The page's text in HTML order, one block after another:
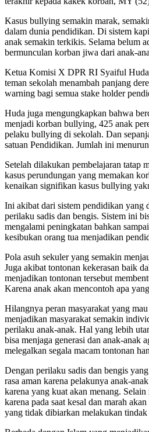
Kasus bullying semakin marak,
dalam dunia pendidikan. Di sistem
anak semakin terkikis. Selama belum
bermunculan korban jiwa dari anak-
Ketua Komisi X DPR RI Syaiful Huda
teman sekolah menambah panjang
warning bagi semua stake holder
Huda juga mengungkapkan bahwa
menjadi korban bullying, 425 anak
pelaku bullying di sekolah. Dan
satuan Pendidikan. Jumlah ini
Setelah dilakukan pembelajaran tatap
kasus perundungan yang memakan
kenaikan signifikan kasus bullying
Ini akibat dari sistem pendidikan yang
perilaku sadis dan bengis. Sistem ini
mengalami peningkatan bahkan
kesibukan orang tua menjadikan
Pola asuh sekuler yang semakin
Juga akibat tontonan kekerasan baik
menjadikan tontonan tersebut
Karena anak akan mencontoh apa
Hilangnya peran masyarakat yang
menjadikan masyarakat semakin
perilaku anak-anak. Hal yang lebih
bisa menjaga generasi dan anak-anak
melegalkan segala macam tontonan
Dengan perilaku sadis dan bengis
rasa aman karena pelakunya anak-
karena yang kuat akan menang.
karena pada saat kesal dan marah
yang tidak dibiarkan melakukan tindak